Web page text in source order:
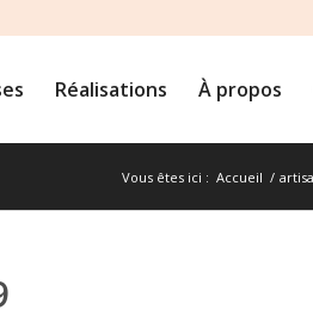
Réalisations À propos
Vous êtes ici : Accueil /